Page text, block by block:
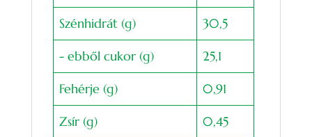
Szénhidrát (g) 30,5
- ebből cukor (g) 25,1
Fehérje (g) 0,91
Zsír (g) 0,45